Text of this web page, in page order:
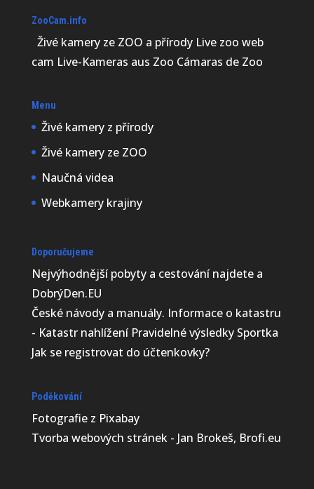
ZooCam.info
Živé kamery ze ZOO a přírody Live zoo web
cam Live-Kameras aus Zoo Cámaras de Zoo
Menu
Živé kamery z přírody
Živé kamery ze ZOO
Naučná videa
Webkamery krajiny
Doporučujeme
Nejvýhodnější pobyty a cestování najdete a
DobrýDen.EU
České návodya manuály. Informace o katastru
- Katastr nahlíženíPravidelné výsledky Sportka
Jak se registrovat do účtenkovky?
Poděkování
Fotografie z Pixabay
Tvorba webových stránek - Jan Brokeš, Brofi.eu